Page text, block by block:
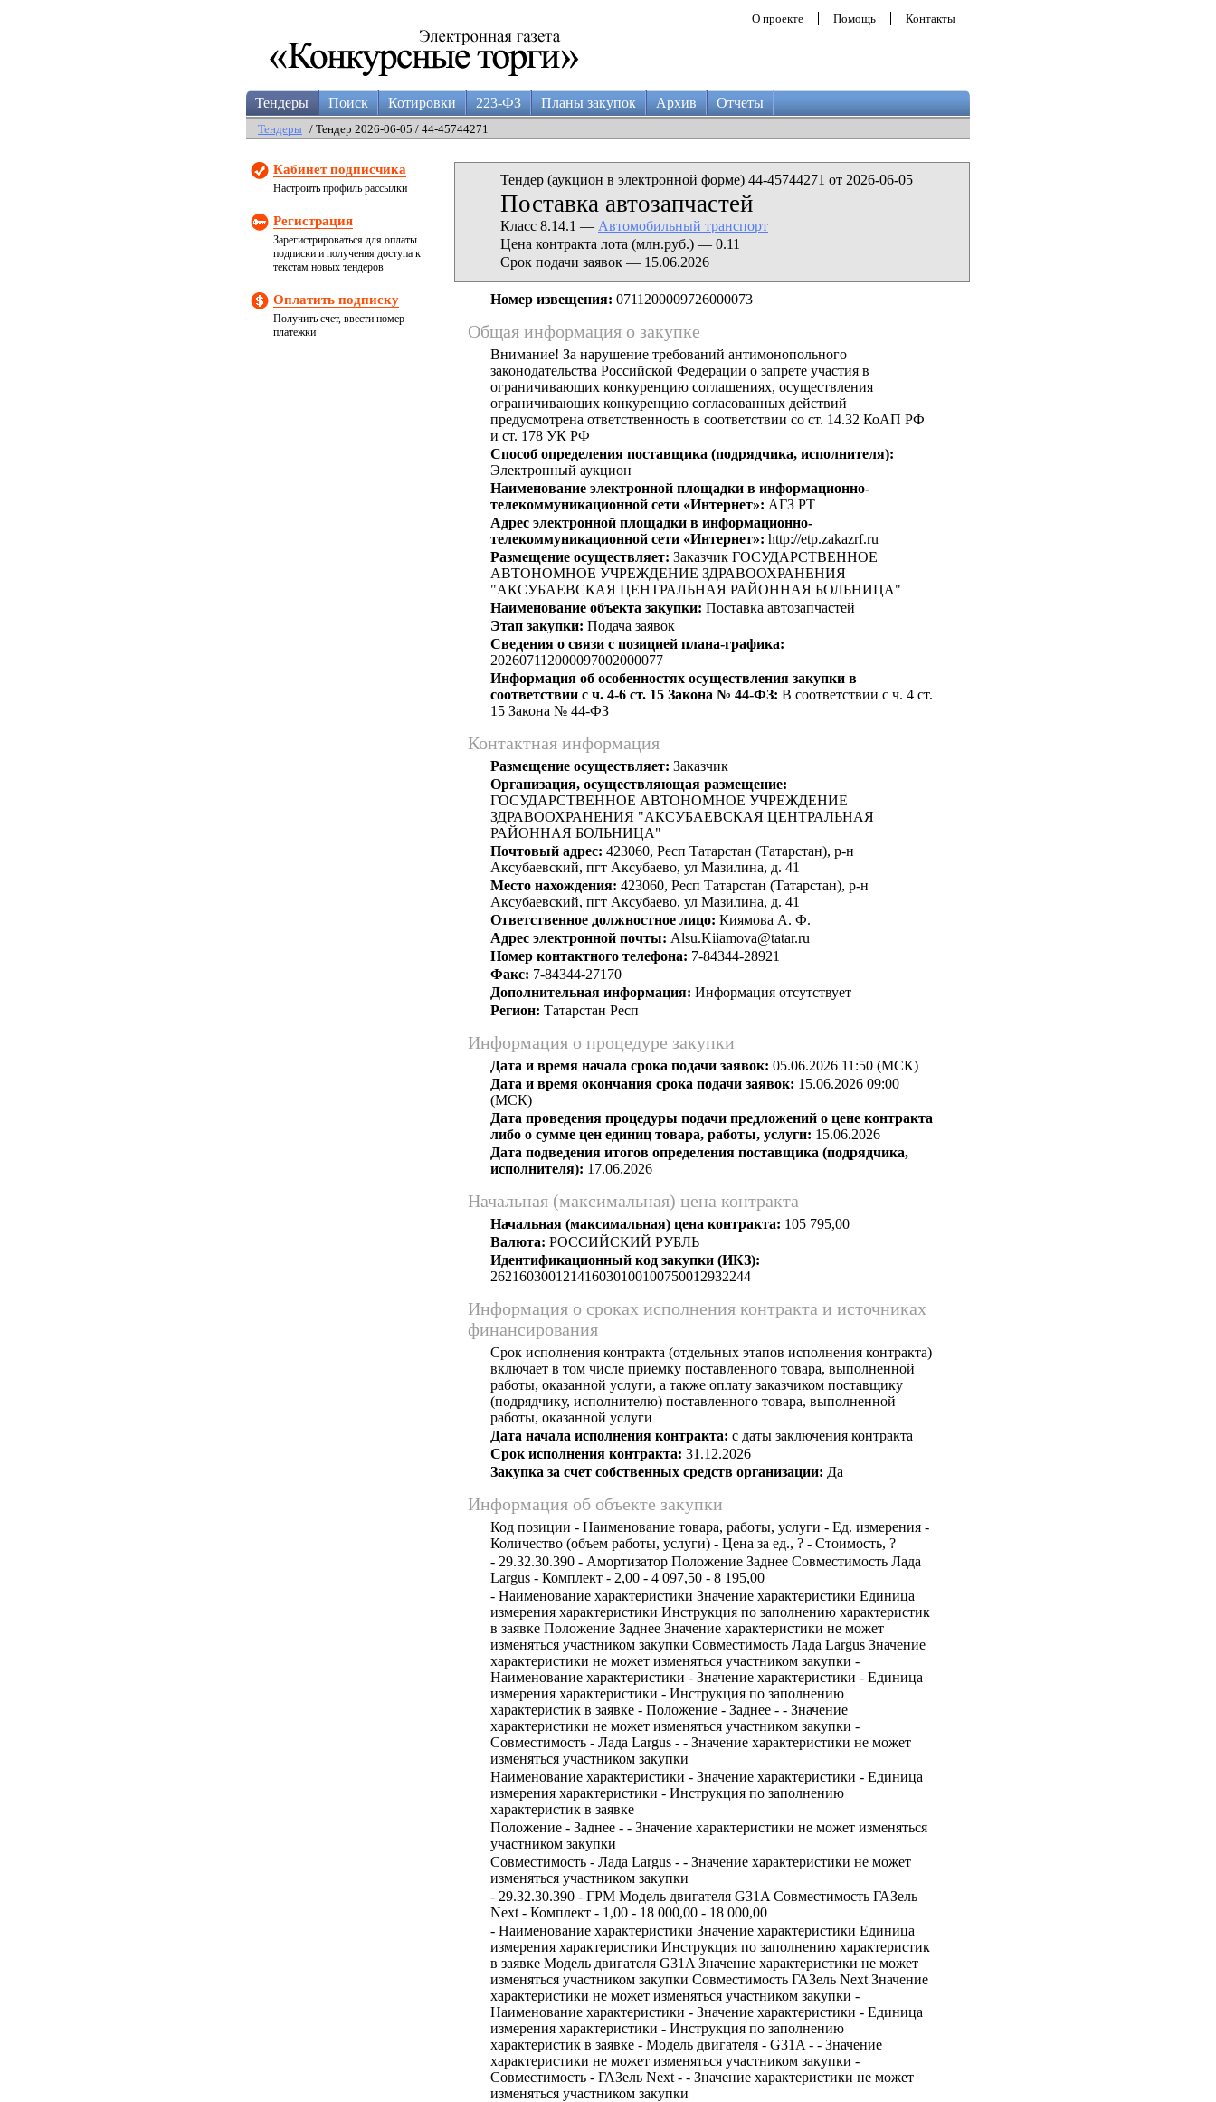
О проекте Помощь Контакты
Тендеры Поиск Котировки 223-ФЗ Планы закупок Архив Отчеты
Тендеры / Тендер 2026-06-05 / 44-45744271
Кабинет подписчика
Настроить профиль рассылки
Регистрация
Зарегистрироваться для оплаты
подписки и получения доступа к
текстам новых тендеров
Оплатить подписку
Получить счет, ввести номер
платежки
Тендер (аукцион в электронной форме) 44-45744271 от 2026-06-05
Поставка автозапчастей
Класс 8.14.1 — Автомобильный транспорт
Цена контракта лота (млн.руб.) — 0.11
Срок подачи заявок — 15.06.2026
Номер извещения: 0711200009726000073
Общая информация о закупке
Внимание! За нарушение требований антимонопольного
законодательства Российской Федерации о запрете участия в
ограничивающих конкуренцию соглашениях, осуществления
ограничивающих конкуренцию согласованных действий
предусмотрена ответственность в соответствии со ст. 14.32 КоАП РФ
и ст. 178 УК РФ
Способ определения поставщика (подрядчика, исполнителя):
Электронный аукцион
Наименование электронной площадки в информационно-
телекоммуникационной сети «Интернет»: АГЗ РТ
Адрес электронной площадки в информационно-
телекоммуникационной сети «Интернет»: http://etp.zakazrf.ru
Размещение осуществляет: Заказчик ГОСУДАРСТВЕННОЕ
АВТОНОМНОЕ УЧРЕЖДЕНИЕ ЗДРАВООХРАНЕНИЯ
"АКСУБАЕВСКАЯ ЦЕНТРАЛЬНАЯ РАЙОННАЯ БОЛЬНИЦА"
Наименование объекта закупки: Поставка автозапчастей
Этап закупки: Подача заявок
Сведения о связи с позицией плана-графика:
202607112000097002000077
Информация об особенностях осуществления закупки в
соответствии с ч. 4-6 ст. 15 Закона № 44-ФЗ: В соответствии с ч. 4 ст.
15 Закона № 44-ФЗ
Контактная информация
Размещение осуществляет: Заказчик
Организация, осуществляющая размещение:
ГОСУДАРСТВЕННОЕ АВТОНОМНОЕ УЧРЕЖДЕНИЕ
ЗДРАВООХРАНЕНИЯ "АКСУБАЕВСКАЯ ЦЕНТРАЛЬНАЯ
РАЙОННАЯ БОЛЬНИЦА"
Почтовый адрес: 423060, Респ Татарстан (Татарстан), р-н
Аксубаевский, пгт Аксубаево, ул Мазилина, д. 41
Место нахождения: 423060, Респ Татарстан (Татарстан), р-н
Аксубаевский, пгт Аксубаево, ул Мазилина, д. 41
Ответственное должностное лицо: Киямова А. Ф.
Адрес электронной почты: Alsu.Kiiamova@tatar.ru
Номер контактного телефона: 7-84344-28921
Факс: 7-84344-27170
Дополнительная информация: Информация отсутствует
Регион: Татарстан Респ
Информация о процедуре закупки
Дата и время начала срока подачи заявок: 05.06.2026 11:50 (МСК)
Дата и время окончания срока подачи заявок: 15.06.2026 09:00
(МСК)
Дата проведения процедуры подачи предложений о цене контракта
либо о сумме цен единиц товара, работы, услуги: 15.06.2026
Дата подведения итогов определения поставщика (подрядчика,
исполнителя): 17.06.2026
Начальная (максимальная) цена контракта
Начальная (максимальная) цена контракта: 105 795,00
Валюта: РОССИЙСКИЙ РУБЛЬ
Идентификационный код закупки (ИКЗ):
262160300121416030100100750012932244
Информация о сроках исполнения контракта и источниках
финансирования
Срок исполнения контракта (отдельных этапов исполнения контракта)
включает в том числе приемку поставленного товара, выполненной
работы, оказанной услуги, а также оплату заказчиком поставщику
(подрядчику, исполнителю) поставленного товара, выполненной
работы, оказанной услуги
Дата начала исполнения контракта: с даты заключения контракта
Срок исполнения контракта: 31.12.2026
Закупка за счет собственных средств организации: Да
Информация об объекте закупки
Код позиции - Наименование товара, работы, услуги - Ед. измерения -
Количество (объем работы, услуги) - Цена за ед., ? - Стоимость, ?
- 29.32.30.390 - Амортизатор Положение Заднее Совместимость Лада
Largus - Комплект - 2,00 - 4 097,50 - 8 195,00
- Наименование характеристики Значение характеристики Единица
измерения характеристики Инструкция по заполнению характеристик
в заявке Положение Заднее Значение характеристики не может
изменяться участником закупки Совместимость Лада Largus Значение
характеристики не может изменяться участником закупки -
Наименование характеристики - Значение характеристики - Единица
измерения характеристики - Инструкция по заполнению
характеристик в заявке - Положение - Заднее - - Значение
характеристики не может изменяться участником закупки -
Совместимость - Лада Largus - - Значение характеристики не может
изменяться участником закупки
Наименование характеристики - Значение характеристики - Единица
измерения характеристики - Инструкция по заполнению
характеристик в заявке
Положение - Заднее - - Значение характеристики не может изменяться
участником закупки
Совместимость - Лада Largus - - Значение характеристики не может
изменяться участником закупки
- 29.32.30.390 - ГРМ Модель двигателя G31A Совместимость ГАЗель
Next - Комплект - 1,00 - 18 000,00 - 18 000,00
- Наименование характеристики Значение характеристики Единица
измерения характеристики Инструкция по заполнению характеристик
в заявке Модель двигателя G31A Значение характеристики не может
изменяться участником закупки Совместимость ГАЗель Next Значение
характеристики не может изменяться участником закупки -
Наименование характеристики - Значение характеристики - Единица
измерения характеристики - Инструкция по заполнению
характеристик в заявке - Модель двигателя - G31A - - Значение
характеристики не может изменяться участником закупки -
Совместимость - ГАЗель Next - - Значение характеристики не может
изменяться участником закупки